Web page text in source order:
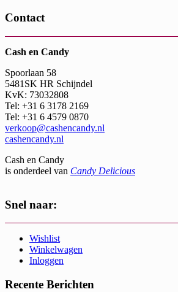
Contact
Cash en Candy
Spoorlaan 58
5481SK HR Schijndel
KvK: 73032808
Tel: +31 6 3178 2169
Tel: +31 6 4579 0870
verkoop@cashencandy.nl
cashencandy.nl
Cash en Candy
is onderdeel van Candy Delicious
Snel naar:
Wishlist
Winkelwagen
Inloggen
Recente Berichten